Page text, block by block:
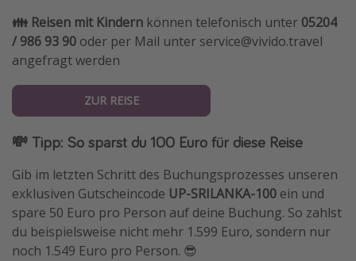
👪 Reisen mit Kindern können telefonisch unter 05204
/ 986 93 90 oder per Mail unter service@vivido.travel
angefragt werden
ZUR REISE
💸 Tipp: So sparst du 100 Euro für diese Reise
Gib im letzten Schritt des Buchungsprozesses unseren
exklusiven Gutscheincode UP-SRILANKA-100 ein und
spare 50 Euro pro Person auf deine Buchung. So zahlst
du beispielsweise nicht mehr 1.599 Euro, sondern nur
noch 1.549 Euro pro Person. 😎